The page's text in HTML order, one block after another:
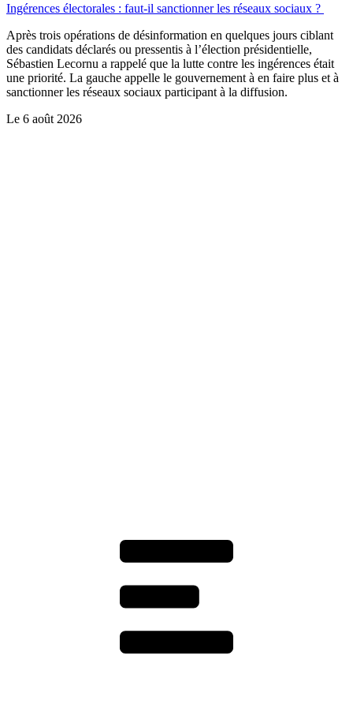
Ingérences électorales : faut-il sanctionner les réseaux sociaux ?
Après trois opérations de désinformation en quelques jours ciblant
des candidats déclarés ou pressentis à l’élection présidentielle,
Sébastien Lecornu a rappelé que la lutte contre les ingérences était
une priorité. La gauche appelle le gouvernement à en faire plus et à
sanctionner les réseaux sociaux participant à la diffusion.
Le 6 août 2026